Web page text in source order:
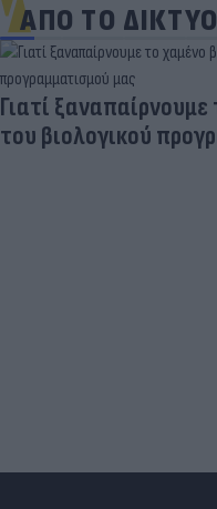
ΑΠΟ ΤΟ ΔΙΚΤΥΟ